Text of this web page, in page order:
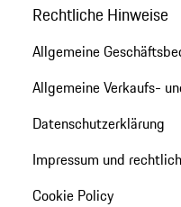
Rechtliche Hinweise
Allgemeine
Allgemeine Verkaufs-
Datenschutzerklärung
Impressum und
Cookie Policy